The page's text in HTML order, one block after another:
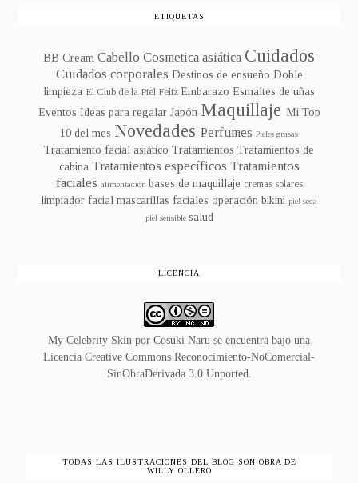
ETIQUETAS
BB Cream Cabello Cosmetica asiática Cuidados
Cuidados corporales Destinos de ensueño Doble
limpieza El Club de la Piel Feliz Embarazo Esmaltes de uñas
Eventos Ideas para regalar Japón Maquillaje Mi Top
10 del mes Novedades Perfumes Pieles grasas
Tratamiento facial asiático Tratamientos Tratamientos de
cabina Tratamientos específicos Tratamientos
faciales alimentación bases de maquillaje cremas solares
limpiador facial mascarillas faciales operación bikini piel seca
piel sensible salud
LICENCIA
My Celebrity Skin por Cosuki Naru se encuentra bajo una
Licencia Creative Commons Reconocimiento-NoComercial-
SinObraDerivada 3.0 Unported
TODAS LAS ILUSTRACIONES DEL BLOG SON OBRA DE
WILLY OLLERO